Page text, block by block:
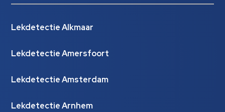
Lekdetectie Alkmaar
Lekdetectie Amersfoort
Lekdetectie Amsterdam
Lekdetectie Arnhem